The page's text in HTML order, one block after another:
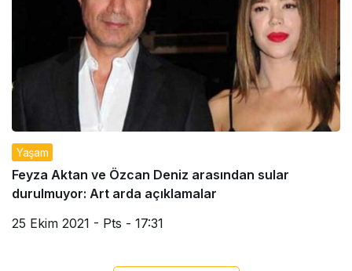
Yaşam
Feyza Aktan ve Özcan Deniz arasından sular
durulmuyor: Art arda açıklamalar
25 Ekim 2021 - Pts - 17:31